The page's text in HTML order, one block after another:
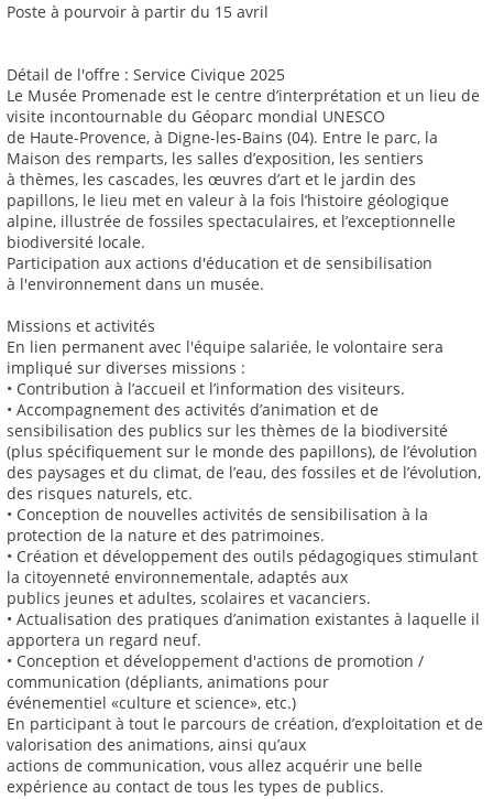
Poste à pourvoir à partir du 15 avril
Détail de l'offre : Service Civique 2025
Le Musée Promenade est le centre d’interprétation et un lieu de
visite incontournable du Géoparc mondial UNESCO
de Haute-Provence, à Digne-les-Bains (04). Entre le parc, la
Maison des remparts, les salles d’exposition, les sentiers
à thèmes, les cascades, les œuvres d’art et le jardin des
papillons, le lieu met en valeur à la fois l’histoire géologique
alpine, illustrée de fossiles spectaculaires, et l’exceptionnelle
biodiversité locale.
Participation aux actions d'éducation et de sensibilisation
à l'environnement dans un musée.
Missions et activités
En lien permanent avec l'équipe salariée, le volontaire sera
impliqué sur diverses missions :
• Contribution à l’accueil et l’information des visiteurs.
• Accompagnement des activités d’animation et de
sensibilisation des publics sur les thèmes de la biodiversité
(plus spécifiquement sur le monde des papillons), de l’évolution
des paysages et du climat, de l’eau, des fossiles et de l’évolution,
des risques naturels, etc.
• Conception de nouvelles activités de sensibilisation à la
protection de la nature et des patrimoines.
• Création et développement des outils pédagogiques stimulant
la citoyenneté environnementale, adaptés aux
publics jeunes et adultes, scolaires et vacanciers.
• Actualisation des pratiques d’animation existantes à laquelle il
apportera un regard neuf.
• Conception et développement d'actions de promotion /
communication (dépliants, animations pour
événementiel «culture et science», etc.)
En participant à tout le parcours de création, d’exploitation et de
valorisation des animations, ainsi qu’aux
actions de communication, vous allez acquérir une belle
expérience au contact de tous les types de publics.